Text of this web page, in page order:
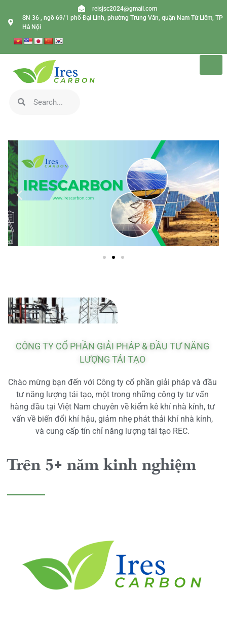
reisjsc2024@gmail.com
SN 36 , ngõ 69/1 phố Đại Linh, phường Trung Văn, quận Nam Từ Liêm, TP
Hà Nội
CÔNG TY CỔ PHẦN GIẢI PHÁP & ĐẦU TƯ NĂNG
LƯỢNG TÁI TẠO
Chào mừng bạn đến với Công ty cổ phần giải pháp và đầu
tư năng lượng tái tạo, một trong những công ty tư vấn
hàng đầu tại Việt Nam chuyên về kiểm kê khí nhà kính, tư
vấn về biến đổi khí hậu, giảm nhẹ phát thải khí nhà kính,
và cung cấp tín chỉ năng lượng tái tạo REC.
Trên 5+ năm kinh nghiệm